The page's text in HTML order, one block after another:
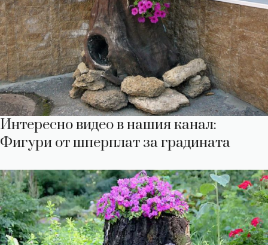
Интересно видео в нашия канал:
Фигури от шперплат за градината